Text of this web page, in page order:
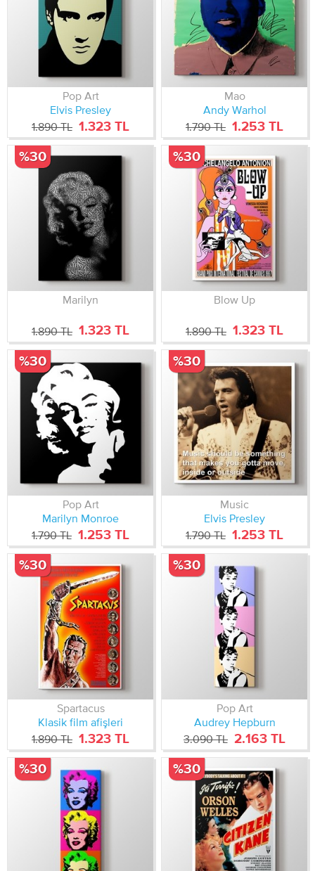
Pop Art
Elvis Presley
1.890 TL 1.323 TL
Mao
Andy Warhol
1.790 TL 1.253 TL
Marilyn
1.890 TL 1.323 TL
%30
Blow Up
1.890 TL 1.323 TL
%30
Pop Art
Marilyn Monroe
1.790 TL 1.253 TL
%30
Music
Elvis Presley
1.790 TL 1.253 TL
%30
Spartacus
Klasik film afişleri
1.890 TL 1.323 TL
%30
Pop Art
Audrey Hepburn
3.090 TL 2.163 TL
%30
%30 %30